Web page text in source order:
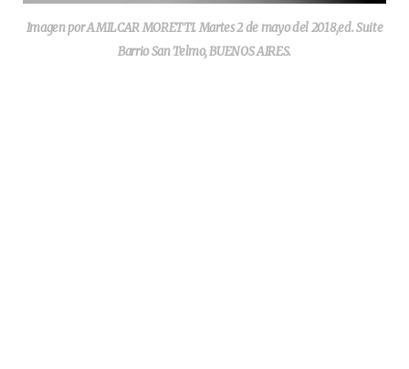
Imagen por AMILCAR MORETTI. Martes 2 de mayo del 2018,ed. Suite
Barrio San Telmo, BUENOS AIRES.